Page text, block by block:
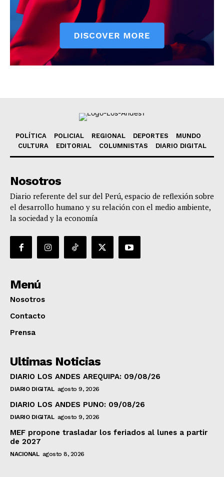
POLÍTICA POLICIAL REGIONAL DEPORTES
MUNDO
CULTURA
EDITORIAL COLUMNISTAS DIARIO DIGITAL
Nosotros
Diario referente del sur del Perú, espacio de reflexión sobre
el desarrollo humano y su relación con el medio ambiente,
la sociedad y la economía
Menú
Nosotros
Contacto
Prensa
Ultimas Noticias
DIARIO LOS ANDES AREQUIPA: 09/08/26
DIARIO DIGITAL agosto 9, 2026
DIARIO LOS ANDES PUNO: 09/08/26
DIARIO DIGITAL agosto 9, 2026
MEF propone trasladar los feriados al lunes a partir
de 2027
NACIONAL agosto 8, 2026